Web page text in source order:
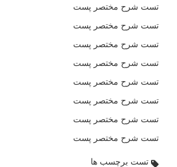
تست شرح مختصر پست
تست شرح مختصر پست
تست شرح مختصر پست
تست شرح مختصر پست
تست شرح مختصر پست
تست شرح مختصر پست
تست شرح مختصر پست
تست شرح مختصر پست
تست برچسب ها